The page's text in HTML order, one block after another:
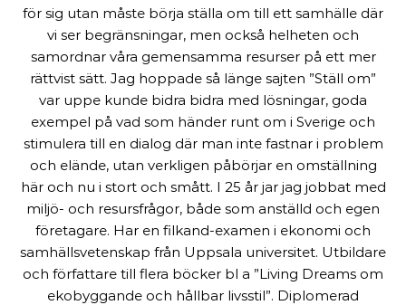
för sig utan måste börja ställa om till ett samhälle där
vi ser begränsningar, men också helheten och
samordnar våra gemensamma resurser på ett mer
rättvist sätt. Jag hoppade så länge sajten ”Ställ om”
var uppe kunde bidra bidra med lösningar, goda
exempel på vad som händer runt om i Sverige och
stimulera till en dialog där man inte fastnar i problem
och elände, utan verkligen påbörjar en omställning
här och nu i stort och smått. I 25 år jar jag jobbat med
miljö- och resursfrågor, både som anställd och egen
företagare. Har en filkand-examen i ekonomi och
samhällsvetenskap från Uppsala universitet. Utbildare
och författare till flera böcker bl a ”Living Dreams om
ekobyggande och hållbar livsstil”. Diplomerad